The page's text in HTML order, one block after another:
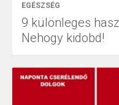
EGÉSZSÉG
9 különleges
Nehogy kidobd!